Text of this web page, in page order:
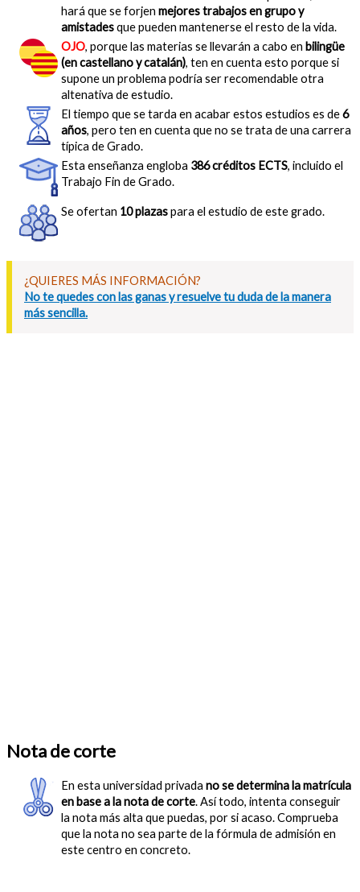
hará que se forjen mejores trabajos en grupo y
amistadesque pueden mantenerse el resto de la vida.
OJO, porque las materias se llevarán a cabo en bilingüe
(en castellano y catalán), ten en cuenta esto porque si
supone un problema podría ser recomendable otra
altenativa de estudio.
El tiempo que se tarda en acabar estos estudios es de6
años, pero ten en cuenta que no se trata de una carrera
típica de Grado.
Esta enseñanza engloba 386 créditos ECTS, incluido el
Trabajo Fin de Grado.
Se ofertan 10 plazaspara el estudio de este grado.
¿QUIERES MÁS INFORMACIÓN?
No te quedes con las ganas y resuelve tu duda de la manera
más sencilla.
Nota de corte
En esta universidad privada no se determina la matrícula
en base a la nota de corte. Así todo, intenta conseguir
la nota más alta que puedas, por si acaso. Comprueba
que la nota no sea parte de la fórmula de admisión en
este centro en concreto.